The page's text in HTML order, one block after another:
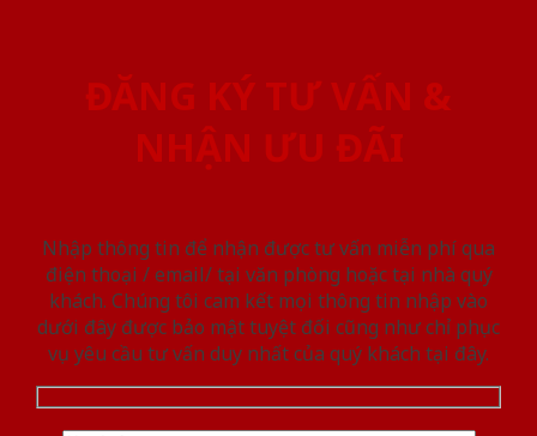
ĐĂNG KÝ TƯ VẤN &
NHẬN ƯU ĐÃI
Nhập thông tin để nhận được tư vấn miễn phí qua
điện thoại / email/ tại văn phòng hoặc tại nhà quý
khách. Chúng tôi cam kết mọi thông tin nhập vào
dưới đây được bảo mật tuyệt đối cũng như chỉ phục
vụ yêu cầu tư vấn duy nhất của quý khách tại đây.